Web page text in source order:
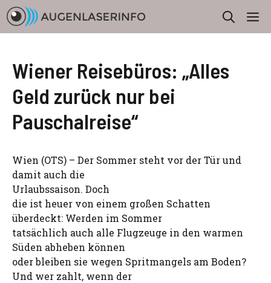
Zum
Inhalt
springen
Wiener Reisebüros: „Alles
Geld zurück nur bei
Pauschalreise“
Wien (OTS) – Der Sommer steht vor der Tür und
damit auch die
Urlaubssaison. Doch
die ist heuer von einem großen Schatten
überdeckt: Werden im Sommer
tatsächlich auch alle Flugzeuge in den warmen
Süden abheben können
oder bleiben sie wegen Spritmangels am Boden?
Und wer zahlt, wenn der